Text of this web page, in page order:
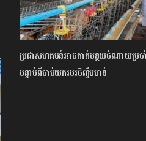
ប្រជាសហគមន៍អាចកាត់បន្ថយចំណាយប្រចាំថ្
បន្ទាប់ពីចាប់យករបរចិញ្ចឹមមាន់